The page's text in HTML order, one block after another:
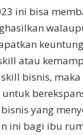
ini bisa
atau
bisnis,
yang
ini bagi ibu